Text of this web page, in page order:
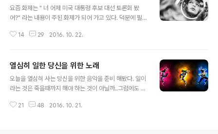
요즘 화제는 " 너 어제 미국 대통령 후보 대선 토론회 봤
어?" 라는 내용이 주된 화제가 되어 가고 있다. 덕분에 필자
늘어 났었고, 그 주어진 일을 마치기 위해선 야근 주말 근무
겨진 노래가 많이 있었다. 힘을 내고 내일을 향해 나아갈 수
있는 힘, 용기, 희망이 가득찬 노래를 선곡해 본다. 당신도
하루라는 일상에 지쳐 버려 있다면 이런 류의 노래가 힘이
씩 설명과 더불어 배달 해본다. 1. "Man in the Mirror" b
14 29 2016. 10. 22.
열심히 일한 당신을 위한 노래
오늘을 열심히 사는 당신을 위한 음악을 준비 해봤다. 일이
라는 것은 죽을때까지 해야 하는 것이 아닐까..그럼에도 때
그냥 아무런 생각없이 들어도 좋을 흥이나는 곡을 추천해
21 48 2016. 10. 21.